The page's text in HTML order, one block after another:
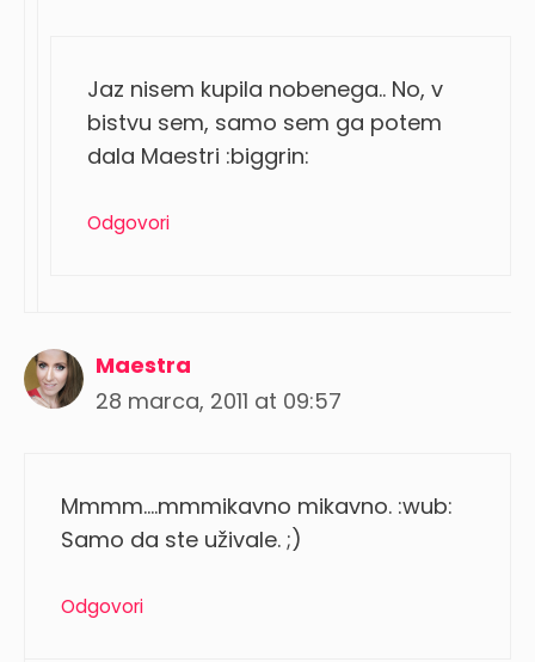
Jaz nisem kupila nobenega.. No, v
bistvu sem, samo sem ga potem
dala Maestri :biggrin:
Odgovori
Maestra
28 marca, 2011 at 09:57
Mmmm….mmmikavno mikavno. :wub:
Samo da ste uživale. ;)
Odgovori